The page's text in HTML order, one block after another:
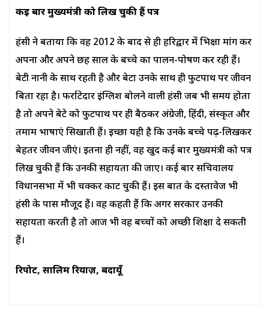
कई बार मुख्यमंत्री को लिख चुकी हैं पत्र
हंसी ने बताया कि वह 2012 के बाद से ही हरिद्वार में भिक्षा मांग कर
अपना और अपने छह साल के बच्चे का पालन-पोषण कर रही हैं।
बेटी नानी के साथ रहती है और बेटा उनके साथ ही फुटपाथ पर जीवन
बिता रहा है। फर्राटेदार इंग्लिश बोलने वाली हंसी जब भी समय होता
है तो अपने बेटे को फुटपाथ पर ही बैठकर अंग्रेजी, हिंदी, संस्कृत और
तमाम भाषाएं सिखाती हैं। इच्छा यही है कि उनके बच्चे पढ़-लिखकर
बेहतर जीवन जीएं। इतना ही नहीं, वह खुद कई बार मुख्यमंत्री को पत्र
लिख चुकी हैं कि उनकी सहायता की जाए। कई बार सचिवालय
विधानसभा में भी चक्कर काट चुकी हैं। इस बात के दस्तावेज भी
हंसी के पास मौजूद हैं। वह कहती हैं कि अगर सरकार उनकी
सहायता करती है तो आज भी वह बच्चों को अच्छी शिक्षा दे सकती
हैं।
रिपोर्ट, सालिम रियाज़, बदायूँ